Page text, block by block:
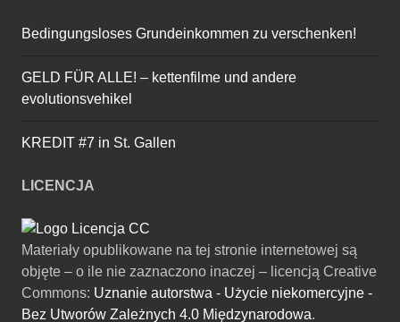
Bedingungsloses Grundeinkommen zu verschenken!
GELD FÜR ALLE! – kettenfilme und andere
evolutionsvehikel
KREDIT #7 in St. Gallen
LICENCJA
Materiały opublikowane na tej stronie internetowej są
objęte – o ile nie zaznaczono inaczej – licencją Creative
Commons: Uznanie autorstwa - Użycie niekomercyjne -
Bez Utworów Zależnych 4.0 Międzynarodowa.